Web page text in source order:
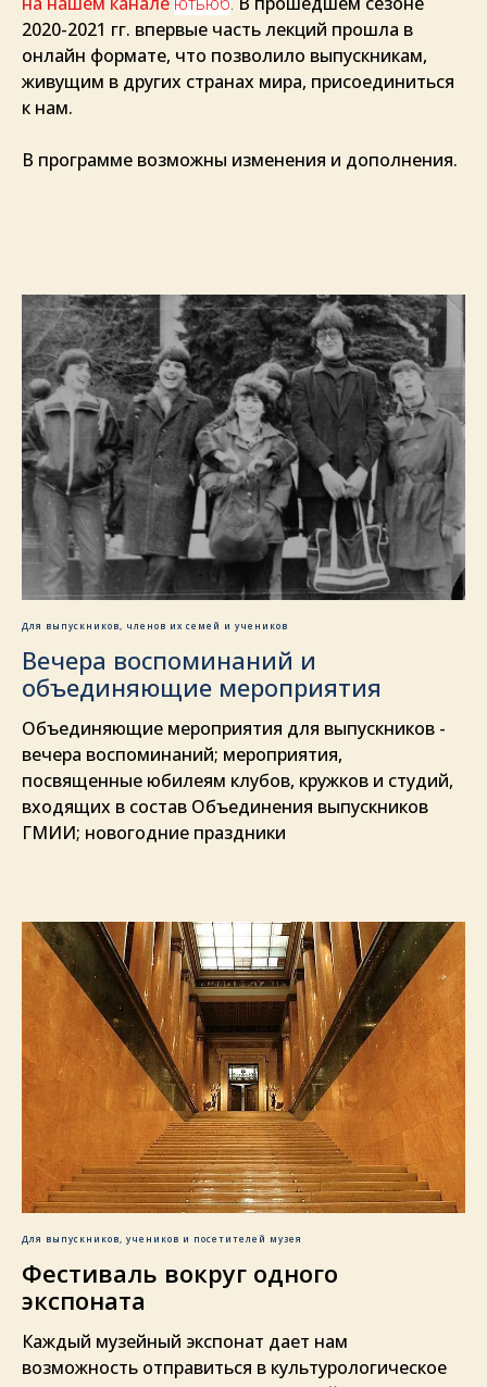
2020-2021 гг. впервые часть лекций прошла в
онлайн формате, что позволило выпускникам,
живущим в других странах мира, присоединиться
к нам.
В программе возможны изменения и дополнения.
Для выпускников, членов их семей и учеников
Вечера воспоминаний и
объединяющие мероприятия
Объединяющие мероприятия для выпускников -
вечера воспоминаний; мероприятия,
посвященные юбилеям клубов, кружков и студий,
входящих в состав Объединения выпускников
ГМИИ; новогодние праздники
Для выпускников, учеников и посетителей музея
Фестиваль вокруг одного
экспоната
Каждый музейный экспонат дает нам
возможность отправиться в культурологическое